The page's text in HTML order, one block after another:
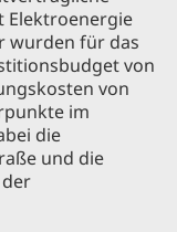
Elektroenergie
wurden für das
von
von
im
die
und die